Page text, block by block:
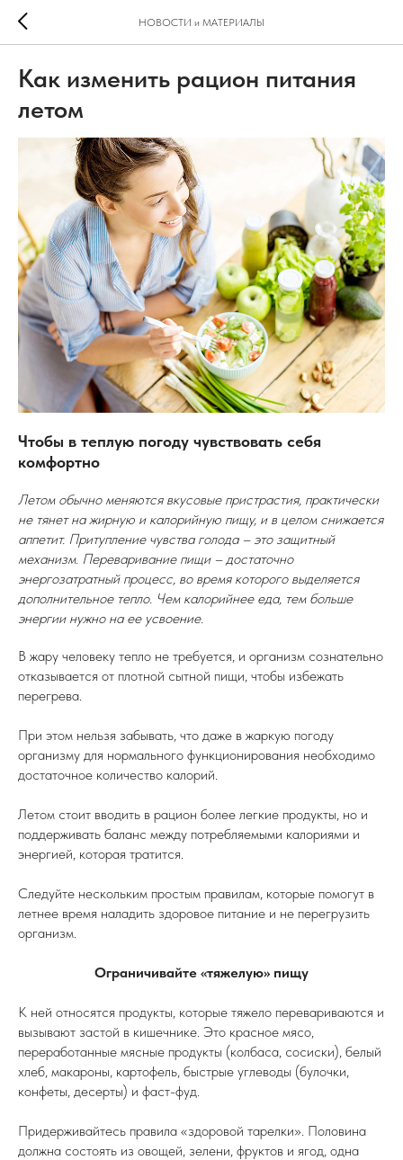
НОВОСТИ и МАТЕРИАЛЫ
Как изменить рацион питания
летом
Чтобы в теплую погоду чувствовать себя
комфортно
Летом обычно меняются вкусовые пристрастия, практически
не тянет на жирную и калорийную пищу, и в целом снижается
аппетит. Притупление чувства голода – это защитный
механизм. Переваривание пищи – достаточно
энергозатратный процесс, во время которого выделяется
дополнительное тепло. Чем калорийнее еда, тем больше
энергии нужно на ее усвоение.
В жару человеку тепло не требуется, и организм сознательно
отказывается от плотной сытной пищи, чтобы избежать
перегрева.
При этом нельзя забывать, что даже в жаркую погоду
организму для нормального функционирования необходимо
достаточное количество калорий.
Летом стоит вводить в рацион более легкие продукты, но и
поддерживать баланс между потребляемыми калориями и
энергией, которая тратится.
Следуйте нескольким простым правилам, которые помогут в
летнее время наладить здоровое питание и не перегрузить
организм.
Ограничивайте «тяжелую» пищу
К ней относятся продукты, которые тяжело перевариваются и
вызывают застой в кишечнике. Это красное мясо,
переработанные мясные продукты (колбаса, сосиски), белый
хлеб, макароны, картофель, быстрые углеводы (булочки,
конфеты, десерты) и фаст-фуд.
Придерживайтесь правила «здоровой тарелки». Половина
должна состоять из овощей, зелени, фруктов и ягод, одна